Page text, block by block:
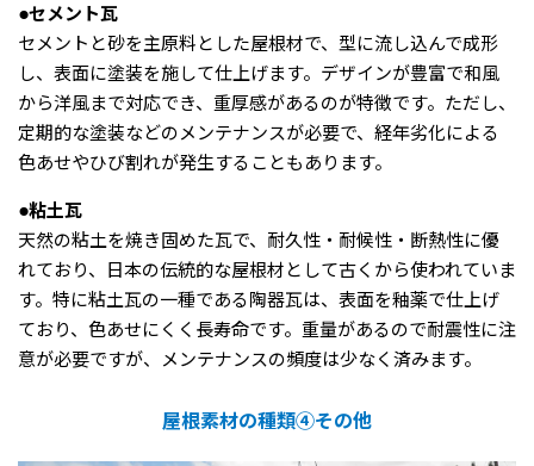
●セメント瓦
セメントと砂を主原料とした屋根材で、型に流し込んで成形
し、表面に塗装を施して仕上げます。デザインが豊富で和風
から洋風まで対応でき、重厚感があるのが特徴です。ただし、
定期的な塗装などのメンテナンスが必要で、経年劣化による
色あせやひび割れが発生することもあります。
●粘土瓦
天然の粘土を焼き固めた瓦で、耐久性・耐候性・断熱性に優
れており、日本の伝統的な屋根材として古くから使われていま
す。特に粘土瓦の一種である陶器瓦は、表面を釉薬で仕上げ
ており、色あせにくく長寿命です。重量があるので耐震性に注
意が必要ですが、メンテナンスの頻度は少なく済みます。
屋根素材の種類④その他